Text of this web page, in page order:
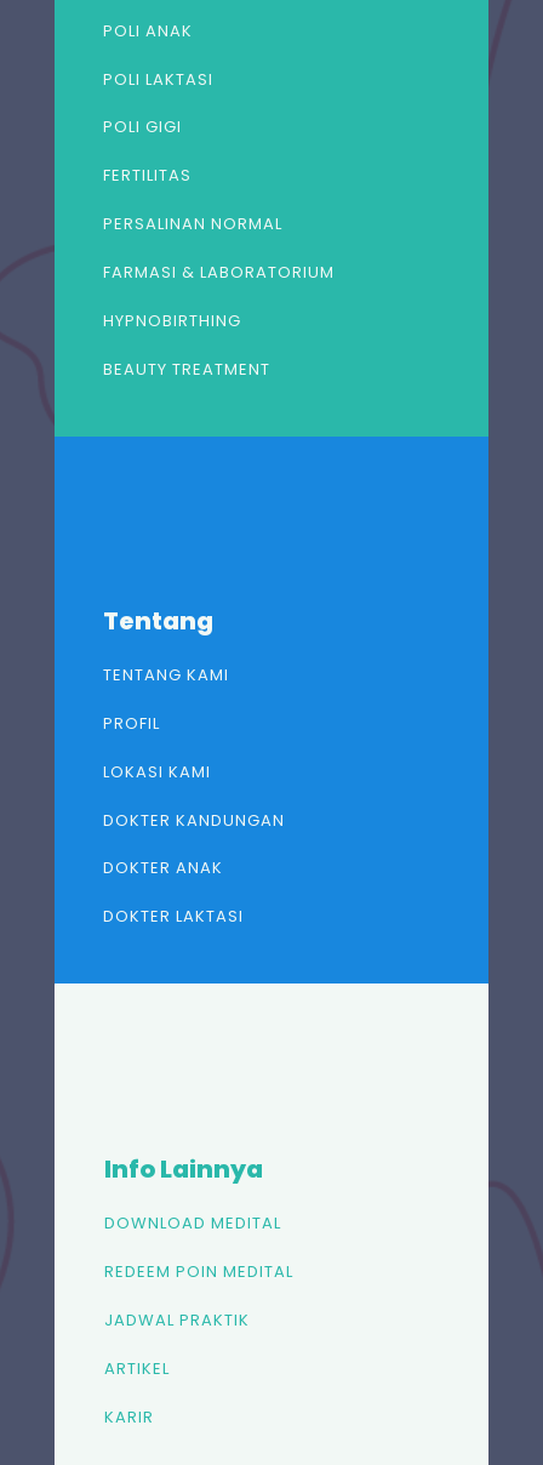
POLI ANAK
POLI LAKTASI
POLI GIGI
FERTILITAS
PERSALINAN NORMAL
FARMASI & LABORATORIUM
HYPNOBIRTHING
BEAUTY TREATMENT
Tentang
TENTANG KAMI
PROFIL
LOKASI KAMI
DOKTER KANDUNGAN
DOKTER ANAK
DOKTER LAKTASI
Info Lainnya
DOWNLOAD MEDITAL
REDEEM POIN MEDITAL
JADWAL PRAKTIK
ARTIKEL
KARIR